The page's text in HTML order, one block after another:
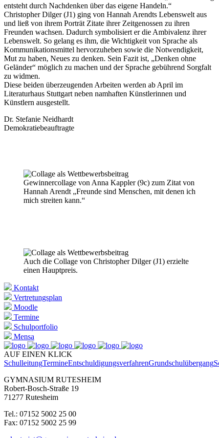
entsteht durch Nachdenken über das eigene Handeln.“
Christopher Dilger (J1) ging von Hannah Arendts Lebenswelt aus
und ließ von ihrem Porträt Zitate ihrer Zeitgenossen zu ihren
Freunden wachsen. Dadurch symbolisiert er die Ambivalenz ihrer
Lebenswelt. So gelang es ihm, die Wichtigkeit von Sprache als
Kommunikationsmittel hervorzuheben sowie die Notwendigkeit,
Mut zu haben, Neues zu denken. Sein Fazit ist, „Denken ohne
Geländer“ möglich zu machen und der Sprache gebührend Sorgfalt
zu widmen.
Diese beiden überzeugenden Arbeiten werden ab April im
Literaturhaus Stuttgart neben namhaften Künstlerinnen und
Künstlern ausgestellt.
Dr. Stefanie Neidhardt
Demokratiebeauftragte
Gewinnercollage von Anna Kappler (9c) zum Zitat von
Hannah Arendt „Freunde sind Menschen, mit denen ich
mich streiten kann.“
Auch die Collage von Christopher Dilger (J1) erzielte
einen Hauptpreis.
Kontakt
Vertretungsplan
Moodle
Termine
Schulportfolio
Mensa
AUF EINEN KLICK
SchulleitungTermineEntschuldigungsverfahrenGrundschulübergang
GYMNASIUM RUTESHEIM
Robert-Bosch-Straße 19
71277 Rutesheim
Tel.: 07152 5002 25 00
Fax: 07152 5002 25 99